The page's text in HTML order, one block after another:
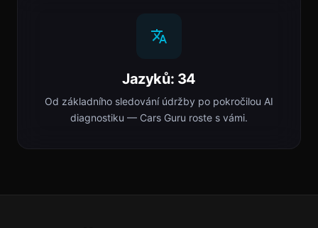
Jazyků: 34
Od základního sledování údržby po pokročilou AI
diagnostiku — Cars Guru roste s vámi.